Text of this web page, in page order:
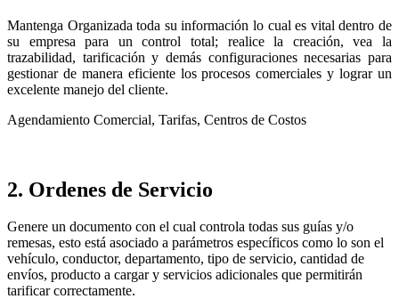
Mantenga Organizada toda su información lo cual es vital dentro de
su empresa para un control total; realice la creación, vea la
trazabilidad, tarificación y demás configuraciones necesarias para
gestionar de manera eficiente los procesos comerciales y lograr un
excelente manejo del cliente.
Agendamiento Comercial, Tarifas, Centros de Costos
2. Ordenes de Servicio
Genere un documento con el cual controla todas sus guías y/o
remesas, esto está asociado a parámetros específicos como lo son el
vehículo, conductor, departamento, tipo de servicio, cantidad de
envíos, producto a cargar y servicios adicionales que permitirán
tarificar correctamente.